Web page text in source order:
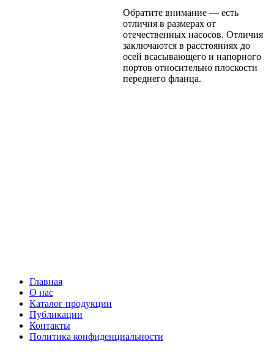
Обратите внимание — есть
отличия в размерах от
отечественных насосов. Отличия
заключаются в расстояниях до
осей всасывающего и напорного
портов относительно плоскости
переднего фланца.
Главная
О нас
Каталог продукции
Публикации
Контакты
Политика конфиденциальности